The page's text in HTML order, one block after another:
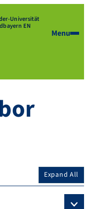
Universität
EN
Menu
Expand All